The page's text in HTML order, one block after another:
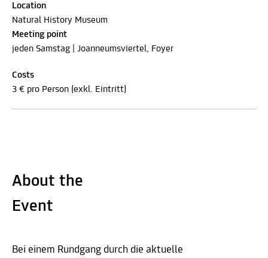
Location
Natural History Museum
Meeting point
jeden Samstag | Joanneumsviertel, Foyer
Costs
3 € pro Person (exkl. Eintritt)
About the
Event
Bei einem Rundgang durch die aktuelle